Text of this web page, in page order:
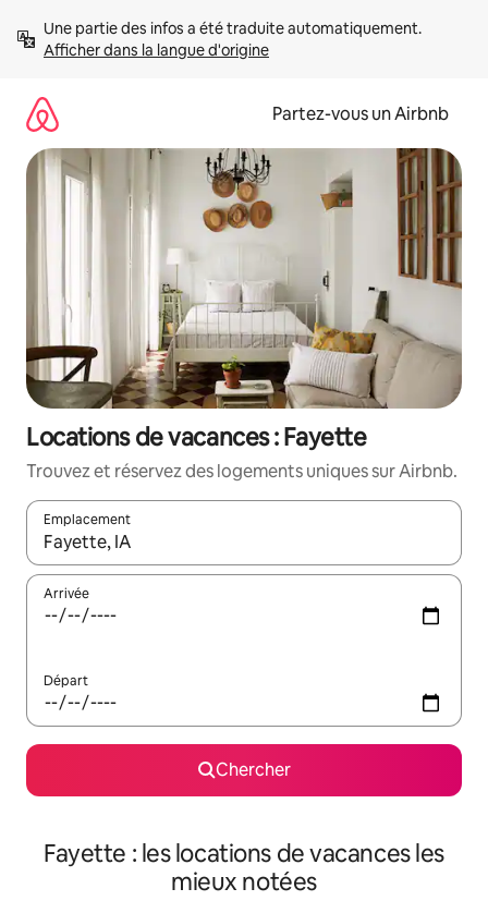
directement
Afficher dans la langue d'origine
Partez-vous un Airbnb
Locations de vacances : Fayette
Trouvez et réservez des logements uniques sur Airbnb.
Emplacement
Quand les résultats sont affichés, parcourez-les en utilisant
Arrivée
Départ
Chercher
Fayette : les locations de vacances les
mieux notées